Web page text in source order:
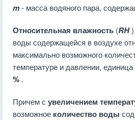
m- масса водяного пара,
Относительная влажность (RH
воды содержащейся в воздухе
максимально возможного
температуре и давлении,
% .
Причем с увеличением
возможное количество воды